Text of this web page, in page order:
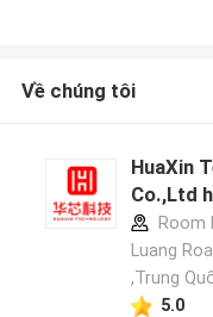
Về chúng tôi
HuaXin
Co.,Ltd
Room
Luang
,Trung
5.0